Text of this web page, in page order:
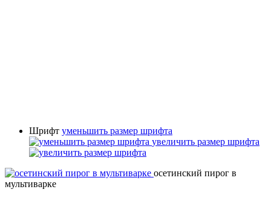
Шрифт уменьшить размер шрифта
увеличить размер шрифта
осетинский пирог в
мультиварке